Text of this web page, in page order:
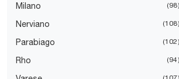
Milano 98
Nerviano 108
Parabiago 102
Rho 94